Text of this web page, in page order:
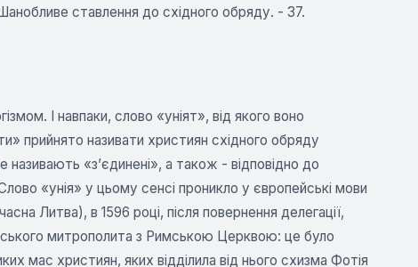
ставлення до східного обряду. - 37.
І навпаки, слово «уніят», від якого воно
прийнято називати християн східного обряду
«з’єдинені», а також - відповідно до
«унія» у цьому сенсі проникло у європейські мови
Литва), в 1596 році, після повернення делегації,
митрополита з Римською Церквою: це було
мас християн, яких відділила від нього схизма Фотія